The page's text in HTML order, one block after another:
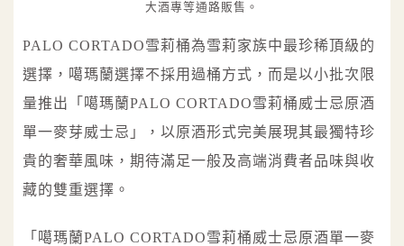
大酒專等通路販售。
PALO CORTADO雪莉桶為雪莉家族中最珍稀頂級的
選擇，噶瑪蘭選擇不採用過桶方式，而是以小批次限
量推出「噶瑪蘭PALO CORTADO雪莉桶威士忌原酒
單一麥芽威士忌」，以原酒形式完美展現其最獨特珍
貴的奢華風味，期待滿足一般及高端消費者品味與收
藏的雙重選擇。
「噶瑪蘭PALO CORTADO雪莉桶威士忌原酒單一麥